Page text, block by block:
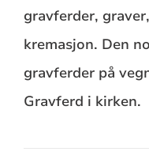
gravferder,
kremasjon. Den
gravferder på
Gravferd i kirken.